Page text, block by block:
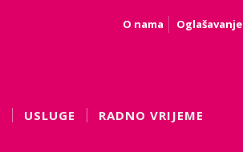
O nama Oglašavanje
USLUGE RADNO VRIJEME